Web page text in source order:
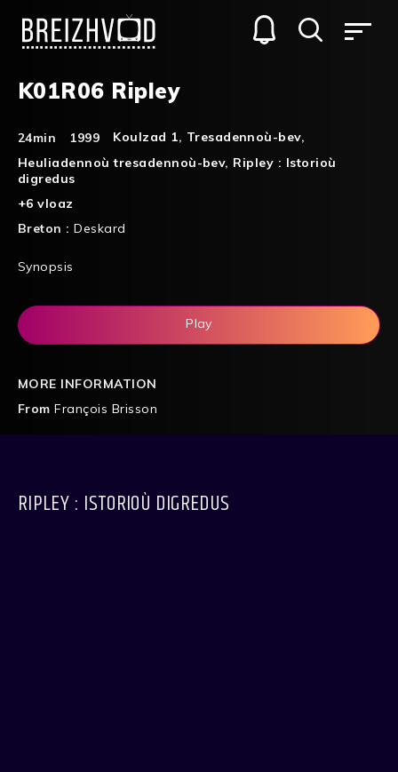
K01R06 Ripley
24min 1999 Koulzad 1, Tresadennoù-bev,
Heuliadennoù tresadennoù-bev, Ripley : Istorioù
digredus
+6 vloaz
Breton :Deskard
Synopsis
Play
MORE INFORMATION
From François Brisson
RIPLEY : ISTORIOÙ DIGREDUS